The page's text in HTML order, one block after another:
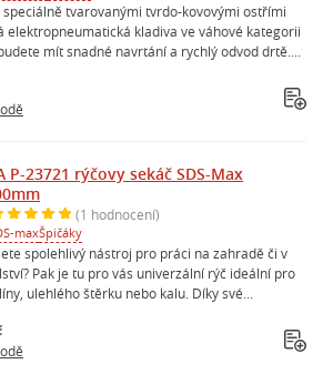
speciálně tvarovanými tvrdo-kovovými ostřími
elektropneumatická kladiva ve váhové kategorii
mít snadné navrtání a rychlý odvod drtě....
P-23721 rýčovy sekáč SDS-Max
(1 hodnocení)
maxŠpičáky
spolehlivý nástroj pro práci na zahradě či v
Pak je tu pro vás univerzální rýč ideální pro
ulehlého štěrku nebo kalu. Díky své...